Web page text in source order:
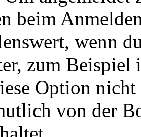
beim
wenn
zum Beispiel
Option
von der